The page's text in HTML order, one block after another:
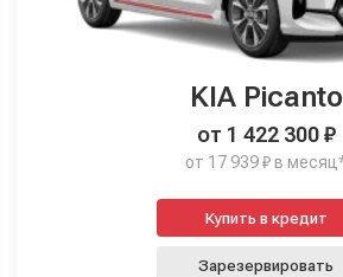
KIA Picanto
от 1 422 300 ₽
от 17 939 ₽ в
Купить в кредит
Зарезервировать